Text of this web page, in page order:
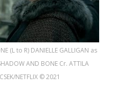
(L to R) DANIELLE GALLIGAN as
AND BONE Cr. ATTILA
NETFLIX © 2021